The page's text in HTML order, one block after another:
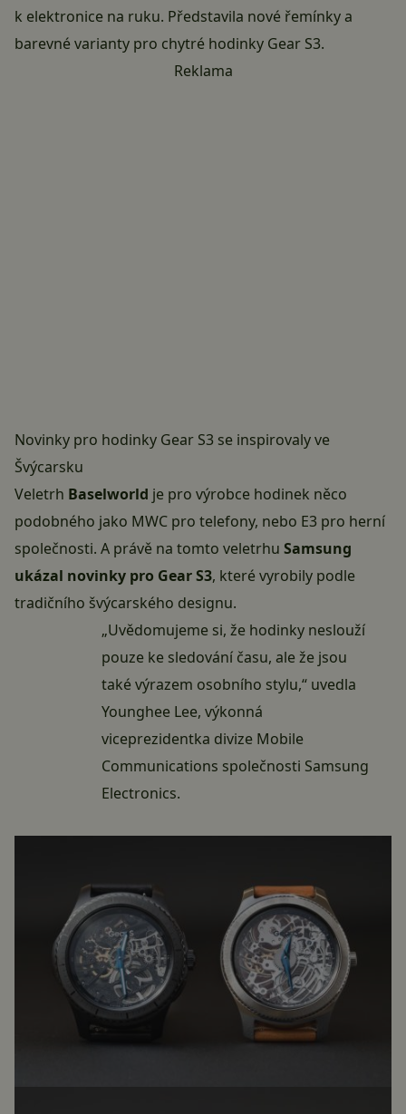
k elektronice na ruku. Představila nové řemínky a
barevné varianty pro chytré hodinky Gear S3.
Reklama
Novinky pro hodinky Gear S3 se inspirovaly ve
Švýcarsku
Veletrh Baselworld je pro výrobce hodinek něco
podobného jako MWC pro telefony, nebo E3 pro herní
společnosti. A právě na tomto veletrhu Samsung
ukázal novinky pro Gear S3, které vyrobily podle
tradičního švýcarského designu.
„Uvědomujeme si, že hodinky neslouží
pouze ke sledování času, ale že jsou
také výrazem osobního stylu,“ uvedla
Younghee Lee, výkonná
viceprezidentka divize Mobile
Communications společnosti Samsung
Electronics.